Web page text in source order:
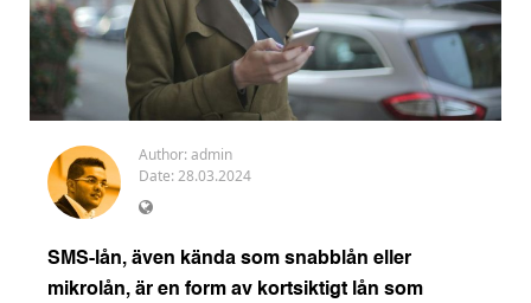
Author: admin
Date: 28.03.2024
SMS-lån, även kända som snabblån eller
mikrolån, är en form av kortsiktigt lån som